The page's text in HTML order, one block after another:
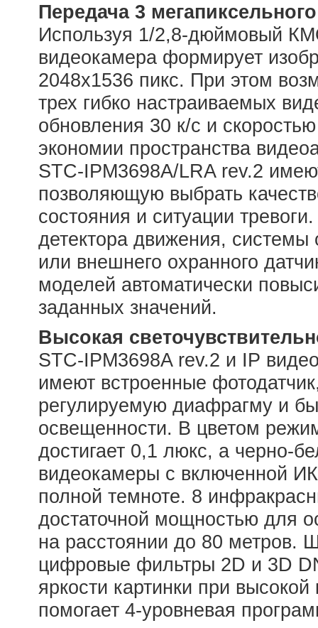
Передача 3
Используя 1/2,8-дюймовый
видеокамера формирует
2048x1536 пикс. При этом
трех гибко настраиваемых
обновления 30 к/с и
экономии пространства
STC-IPM3698A/LRA rev.2
позволяющую выбрать
состояния и ситуации
детектора движения,
или внешнего охранного
моделей автоматически
заданных значений.
Высокая
STC-IPM3698A rev.2 и IP
имеют встроенные
регулируемую диафрагму и
освещенности. В цветом
достигает 0,1 люкс, а черно-
видеокамеры с включенной
полной темноте. 8
достаточной мощностью для
на расстоянии до 80 метров.
цифровые фильтры 2D и 3D
яркости картинки при
помогает 4-уровневая